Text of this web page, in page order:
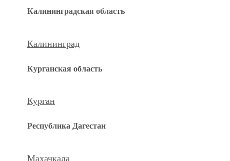
Калининградская область
Калининград
Курганская область
Курган
Республика Дагестан
Махачкала